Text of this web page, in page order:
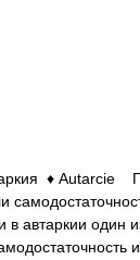
♦ Autarcie
в автаркии один